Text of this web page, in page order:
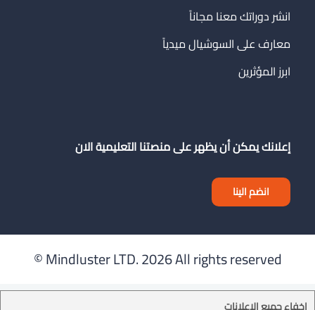
انشر دوراتك معنا مجاناً
معارف على السوشيال ميدياً
ابرز المؤثرين
إعلانك يمكن أن يظهر على منصتنا التعليمية الان
انضم الينا
Mindluster LTD.2026 All rights reserved ©
إخفاء جميع الإعلانات